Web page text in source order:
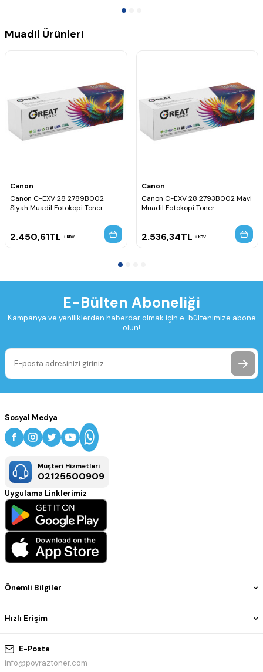
Muadil Ürünleri
Canon
Canon C-EXV 28 2789B002
Siyah Muadil Fotokopi Toner
2.450,61TL KDV
Canon
Canon C-EXV 28 2793B002 Mavi
Muadil Fotokopi Toner
2.536,34TL KDV
E-Bülten Aboneliği
Kampanya ve yeniliklerden haberdar olmak için e-bültenimize abone
olun!
E-Posta
info@poyraztoner.com
Önemli Bilgiler
Hızlı Erişim
Sosyal Medya
Müşteri Hizmetleri
02125500909
Uygulama Linklerimiz